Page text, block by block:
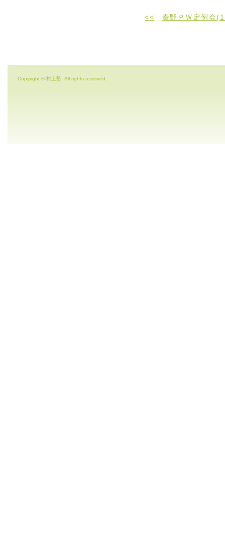
<< 秦野ＰＷ定例会
Copyright © 村上塾. All rights reserved.